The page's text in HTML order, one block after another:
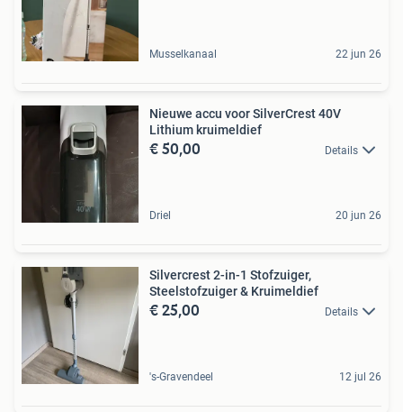
Musselkanaal 22 jun 26
Nieuwe accu voor SilverCrest 40V
Lithium kruimeldief
€ 50,00 Details
Driel 20 jun 26
Silvercrest 2-in-1 Stofzuiger,
Steelstofzuiger & Kruimeldief
€ 25,00 Details
's-Gravendeel 12 jul 26